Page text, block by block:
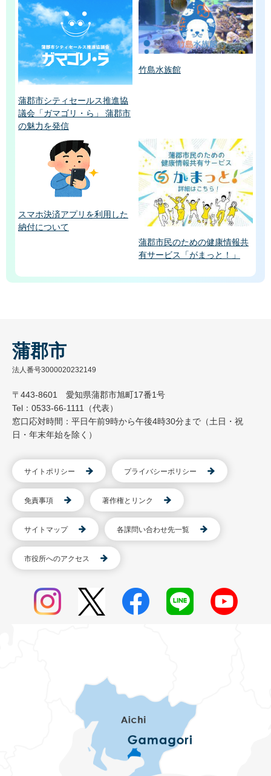
蒲郡市シティセールス推進協
議会「ガマゴリ・ら」 蒲郡市
の魅力を発信
竹島水族館
スマホ決済アプリを利用した
納付について
蒲郡市民のための健康情報共
有サービス「がまっと！」
蒲郡市
法人番号3000020232149
〒443-8601 愛知県蒲郡市旭町17番1号
Tel：0533-66-1111（代表）
窓口応対時間：平日午前9時から午後4時30分まで（土日・祝
日・年末年始を除く）
サイトポリシー プライバシーポリシー
免責事項 著作権とリンク
サイトマップ 各課問い合わせ先一覧
市役所へのアクセス